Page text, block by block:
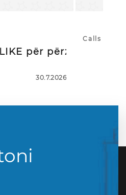
për përzgjedhj
30.7.2026
Calls